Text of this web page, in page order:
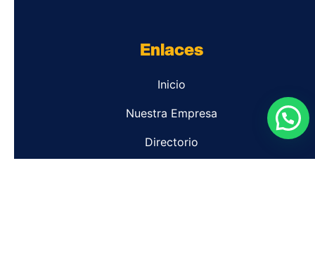
Enlaces
Inicio
Nuestra Empresa
Directorio